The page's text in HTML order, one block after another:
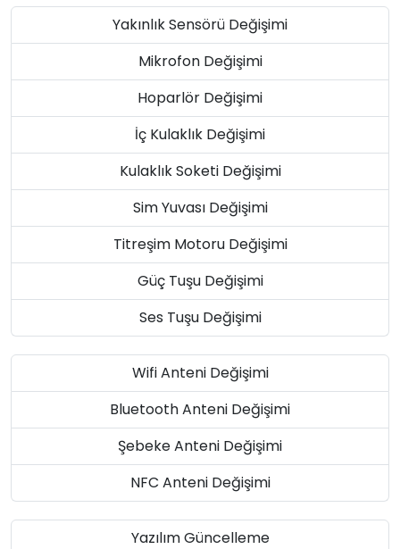
Yakınlık Sensörü Değişimi
Mikrofon Değişimi
Hoparlör Değişimi
İç Kulaklık Değişimi
Kulaklık Soketi Değişimi
Sim Yuvası Değişimi
Titreşim Motoru Değişimi
Güç Tuşu Değişimi
Ses Tuşu Değişimi
Wifi Anteni Değişimi
Bluetooth Anteni Değişimi
Şebeke Anteni Değişimi
NFC Anteni Değişimi
Yazılım Güncelleme